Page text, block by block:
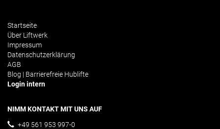
Startseite
Über Liftwerk
Impressum
Datenschutzerklärung
AGB
Blog | Barrierefreie Hublifte
Login intern
NIMM KONTAKT MIT UNS AUF
+49 561 953 997-0